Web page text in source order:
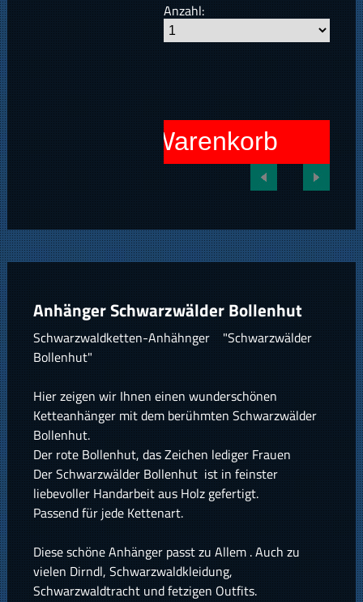
Anzahl:
In den Warenkorb
Anhänger Schwarzwälder Bollenhut
Schwarzwaldketten-Anhähnger "Schwarzwälder
Bollenhut"
Hier zeigen wir Ihnen einen wunderschönen
Ketteanhänger mit dem berühmten Schwarzwälder
Bollenhut.
Der rote Bollenhut, das Zeichen lediger Frauen
Der Schwarzwälder Bollenhut ist in feinster
liebevoller Handarbeit aus Holz gefertigt.
Passend für jede Kettenart.
Diese schöne Anhänger passt zu Allem . Auch zu
vielen Dirndl, Schwarzwaldkleidung,
Schwarzwaldtracht und fetzigen Outfits.